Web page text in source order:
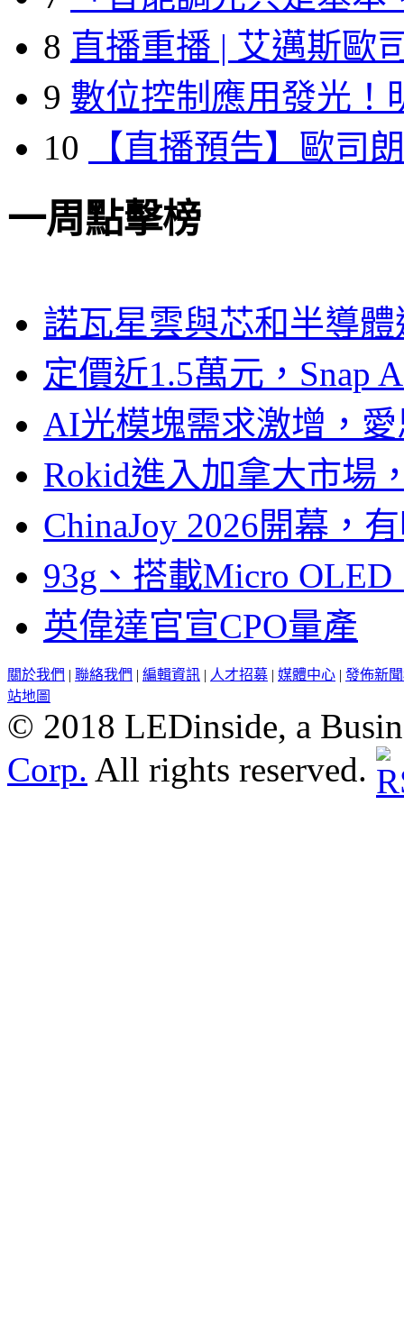
8 直播重播 | 艾邁斯歐
9 數位控制應用發光！
10
【直播預告】歐司
一周點擊榜
諾瓦星雲與芯和半導
定價近1.5萬元，Snap
AI光模塊需求激增，
Rokid進入加拿大市場
ChinaJoy 2026開幕，
93g、搭載Micro
英偉達官宣CPO量產
關於我們 | 聯絡我們 | 編輯資訊 | 人才招募 | 媒體中心 | 發佈新
站地圖
© 2018 LEDinside, a
Corp. All rights reserved.